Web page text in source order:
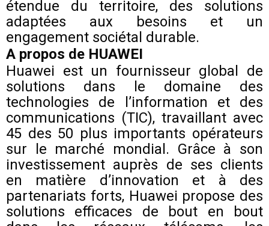
étendue du territoire, des solutions
adaptées aux besoins et un
engagement sociétal durable.
A propos de HUAWEI
Huawei est un fournisseur global de
solutions dans le domaine des
technologies de l’information et des
communications (TIC), travaillant avec
45 des 50 plus importants opérateurs
sur le marché mondial. Grâce à son
investissement auprès de ses clients
en matière d’innovation et à des
partenariats forts, Huawei propose des
solutions efficaces de bout en bout